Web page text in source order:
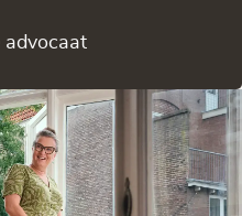
advocaat